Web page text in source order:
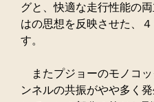
グと、快適な走行性能の
はの思想を反映させた、
す。
またプジョーのモノコッ
ンネルの共振がやや多く